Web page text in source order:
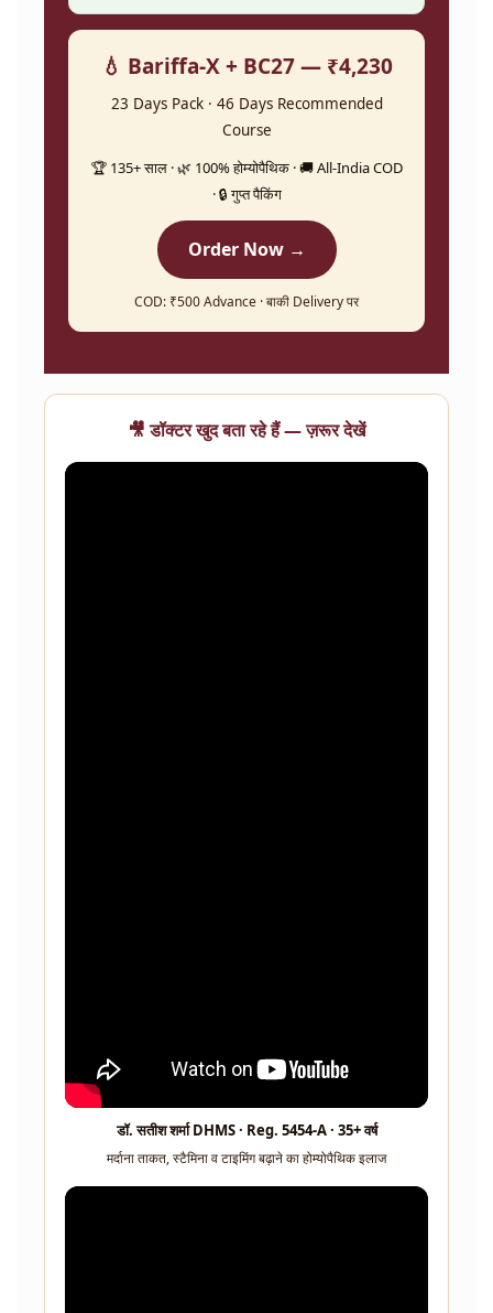
💧 Bariffa-X + BC27 — ₹4,230
23 Days Pack · 46 Days Recommended
Course
🏆 135+ साल · 🌿 100% होम्योपैथिक · 🚚 All-India COD
· 🔒 गुप्त पैकिंग
Order Now →
COD: ₹500 Advance · बाकी Delivery पर
🎥 डॉक्टर खुद बता रहे हैं — ज़रूर देखें
डॉ. सतीश शर्मा DHMS · Reg. 5454-A · 35+ वर्ष
मर्दाना ताकत, स्टैमिना व टाइमिंग बढ़ाने का होम्योपैथिक इलाज